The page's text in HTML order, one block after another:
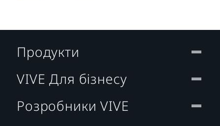
Продукти
VIVE Для бізнесу
Розробники VIVE